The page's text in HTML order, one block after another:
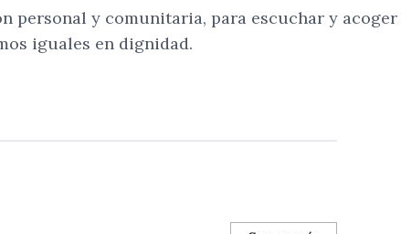
personal y comunitaria, para escuchar y
iguales en dignidad.